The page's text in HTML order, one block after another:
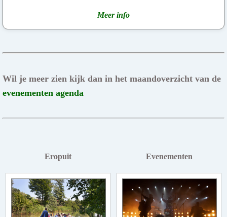
Meer info
Wil je meer zien kijk dan in het maandoverzicht van de
evenementen agenda
Eropuit Evenementen